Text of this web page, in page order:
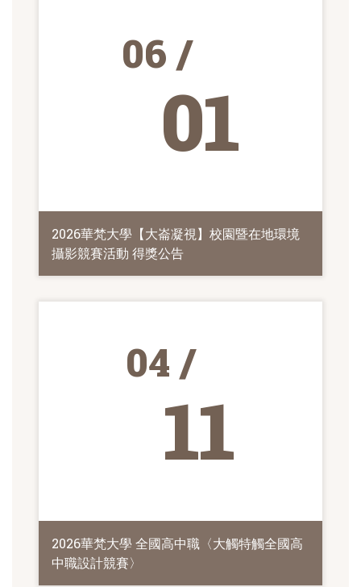
06 /
01
2026華梵大學【大崙凝視】校園暨在地環境
攝影競賽活動 得獎公告
04 /
11
2026華梵大學 全國高中職〈大觸特觸全國高
中職設計競賽〉